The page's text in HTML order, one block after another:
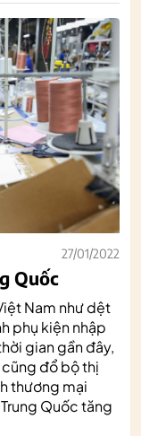
27/01/2022
Quốc
Nam như dệt
phụ kiện nhập
gian gần đây,
đổ bộ thị
thương mại
Quốc tăng